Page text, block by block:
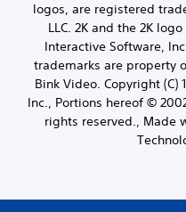
logos, are registered
LLC. 2K and the 2K
Interactive Software,
trademarks are property
Bink Video. Copyright (C)
Inc., Portions hereof ©
rights reserved., Made